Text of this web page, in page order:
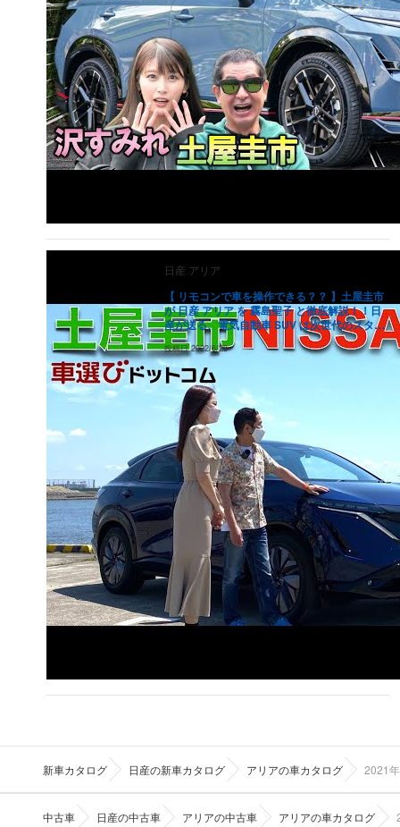
日産 アリア
【 リモコンで車を操作できる？？ 】土屋圭市
が 日産 アリア を 霧島聖子 と徹底解説！！日
産が送る、電気自動車 SUV は次世代のスタン
ダードになるか？ドリキンが徹底チェックす
る！！
投稿日2022/6/23
新車カタログ 日産の新車カタログ アリアの車カタログ 2021
中古車 日産の中古車 アリアの中古車 アリアの車カタログ